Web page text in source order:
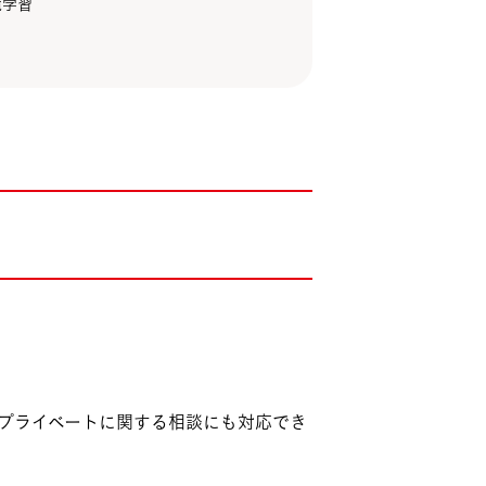
習
ライベートに関する相談にも対応でき